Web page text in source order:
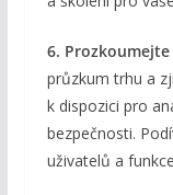
6.
průzkum trhu a
k dispozici pro
bezpečnosti.
uživatelů a